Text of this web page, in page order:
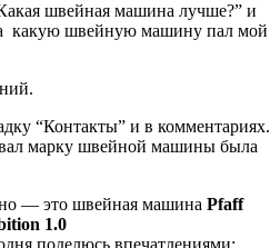
швейная машина лучше?” и
какую швейную машину пал мой
“Контакты” и в комментариях.
марку швейной машины была
— это швейная машина Pfaff
1.0